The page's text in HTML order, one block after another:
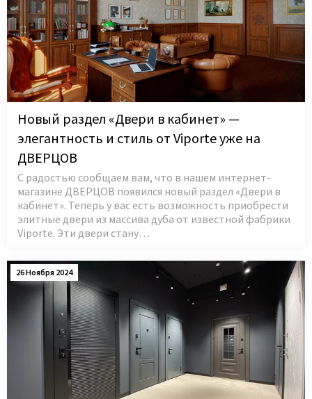
Новый раздел «Двери в кабинет» —
элегантность и стиль от Viporte уже на
ДВЕРЦОВ
С радостью сообщаем вам, что в нашем интернет-
магазине ДВЕРЦОВ появился новый раздел «Двери в
кабинет». Теперь у вас есть возможность приобрести
элитные двери из массива дуба от известной фабрики
Viporte. Эти двери стану…
26 Ноября 2024